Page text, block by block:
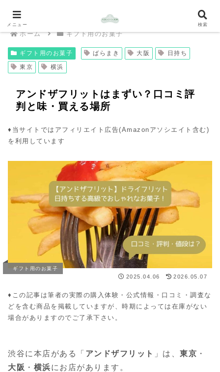
ホーム ギフト用のお菓子
ギフト用のお菓子 ばらまき 大阪
日持ち
東京
横浜
アンドザフリットはまずい？口コミ評
判と味・買える場所
♦︎当サイトではアフィリエイト広告(Amazonアソシエイト含む)
を利用しています
ギフト用のお菓子
2025.04.06 2026.05.07
♦︎この記事は筆者の実際の購入体験・公式情報・口コミ・調査な
どを含む商品を掲載していますが、時期によっては在庫がない
場合がありますのでご了承下さい。
渋谷に本店がある「 アンドザフリット 」は、 東京 ・
大阪 ・ 横浜にお店があります。
メニュー 検索